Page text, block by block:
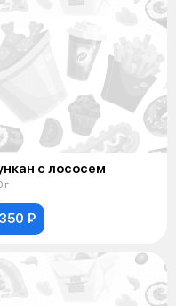
с лососем
г
350 ₽